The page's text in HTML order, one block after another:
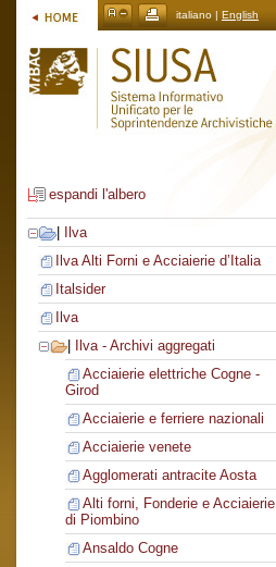
italiano | English
espandi l'albero
Ilva
Ilva Alti Forni e Acciaierie d’Italia
Italsider
Ilva
Ilva - Archivi aggregati
Acciaierie elettriche Cogne -
Girod
Acciaierie e ferriere nazionali
Acciaierie venete
Agglomerati antracite Aosta
Alti forni, Fonderie e Acciaierie
di Piombino
Ansaldo Cogne